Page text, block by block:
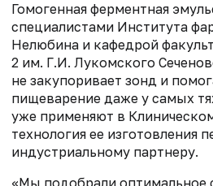
Гомогенная ферментная
специалистами Института
Нелюбина и кафедрой
2 им. Г.И. Лукомского
не закупоривает зонд и
пищеварение даже у самых
уже применяют в
технология ее изготовления
индустриальному партнеру.